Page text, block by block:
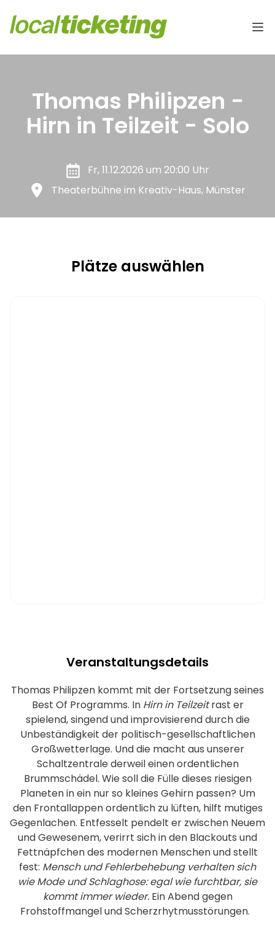
Thomas Philipzen -
Hirn in Teilzeit - Solo
Fr, 11.12.2026 um 20:00 Uhr
Theaterbühne im Kreativ-Haus, Münster
Plätze auswählen
Veranstaltungsdetails
Thomas Philipzen kommt mit der Fortsetzung seines
Best Of Programms. In Hirn in Teilzeitrast er
spielend, singend und improvisierend durch die
Unbeständigkeit der politisch-gesellschaftlichen
Großwetterlage. Und die macht aus unserer
Schaltzentrale derweil einen ordentlichen
Brummschädel. Wie soll die Fülle dieses riesigen
Planeten in ein nur so kleines Gehirn passen? Um
den Frontallappen ordentlich zu lüften, hilft mutiges
Gegenlachen. Entfesselt pendelt er zwischen Neuem
und Gewesenem, verirrt sich in den Blackouts und
Fettnäpfchen des modernen Menschen und stellt
fest: Mensch und Fehlerbehebung verhalten sich
wie Mode und Schlaghose: egal wie furchtbar, sie
kommt immer wieder.Ein Abend gegen
Frohstoffmangel und Scherzrhytmusstörungen.